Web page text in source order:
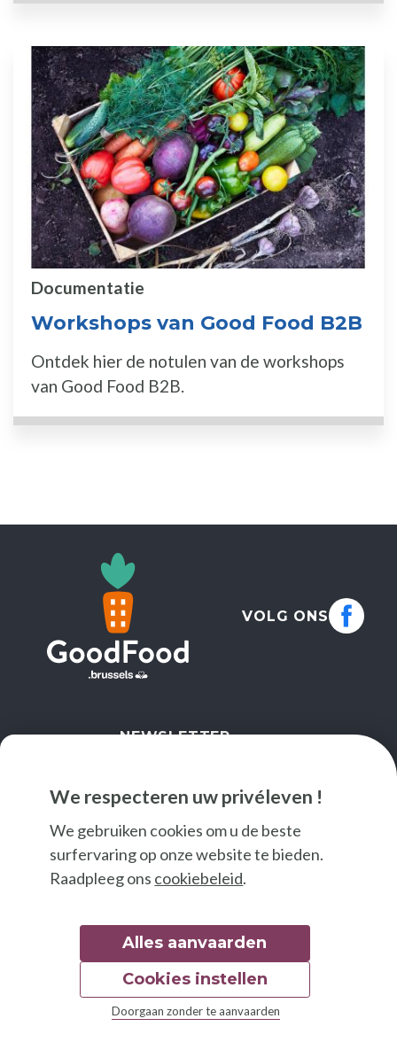
We respecteren uw privéleven !
We gebruiken cookies om u de beste
surfervaring op onze website te bieden.
Raadpleeg ons cookiebeleid.
Alles aanvaarden
Doorgaan zonder te aanvaarden
Cookies instellen
Workshops van Good Food B2B
Documentatie
Ontdek hier de notulen van de workshops
van Good Food B2B.
VOLG ONS
NEWSLETTER
© 2026 Good Food
Wettelijke bepalingen